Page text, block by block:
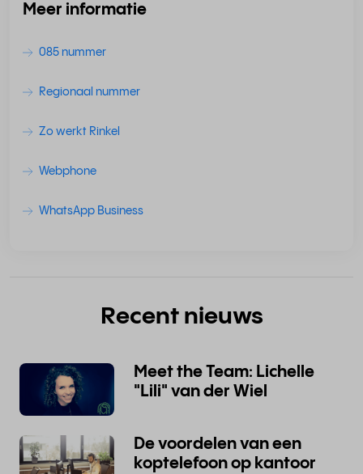
Meer informatie
085 nummer
Regionaal nummer
Zo werkt Rinkel
Webphone
WhatsApp Business
Recent nieuws
Meet the Team: Lichelle
"Lili" van der Wiel
De voordelen van een
koptelefoon op kantoor